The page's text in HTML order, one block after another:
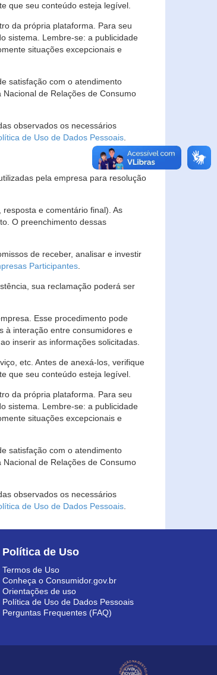
que seu conteúdo esteja legível.
da própria plataforma. Para seu
sistema. Lembre-se: a publicidade
situações excepcionais e
satisfação com o atendimento
de Relações de Consumo
observados os necessários
de Uso de Dados Pessoais
pela empresa para resolução
e comentário final). As
O preenchimento dessas
de receber, analisar e investir
Participantes
sua reclamação poderá ser
Esse procedimento pode
à interação entre consumidores e
inserir as informações solicitadas.
etc. Antes de anexá-los, verifique
que seu conteúdo esteja legível.
da própria plataforma. Para seu
sistema. Lembre-se: a publicidade
situações excepcionais e
satisfação com o atendimento
de Relações de Consumo
observados os necessários
de Uso de Dados Pessoais
Política de Uso
Termos de Uso
Conheça o Consumidor.gov.br
Orientações de uso
Política de Uso de Dados Pessoais
Perguntas Frequentes (FAQ)